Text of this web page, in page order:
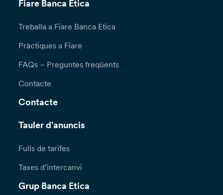
Fiare Banca Etica
Treballa a Fiare Banca Etica
Pràctiques a Fiare
FAQs – Preguntes freqüents
Contacte
Contacte
Tauler d'anuncis
Fulls de tarifes
Taxes d’intercanvi
Grup Banca Etica